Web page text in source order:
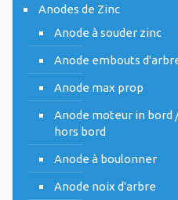
Anodes de Zinc
Anode à souder zinc
Anode embouts
Anode max prop
Anode moteur in bord
hors bord
Anode à boulonner
Anode noix d'arbre